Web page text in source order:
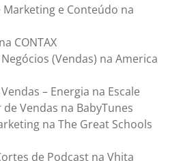
e Conteúdo na
CONTAX
(Vendas) na America
– Energia na Escale
Vendas na BabyTunes
na The Great Schools
de Podcast na Vhita